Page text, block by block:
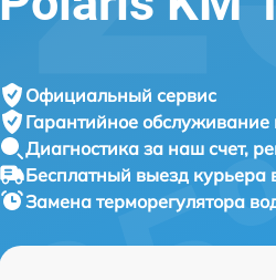
Официальный сервис
Гарантийное обслуживание
Диагностика за наш счет,
Бесплатный выезд курьера
Замена терморегулятора